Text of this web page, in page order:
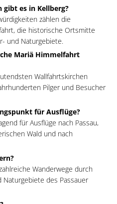
gibt es in Kellberg?
zählen die
die historische Ortsmitte
und Naturgebiete.
Mariä Himmelfahrt
Wallfahrtskirchen
Pilger und Besucher
für Ausflüge?
für Ausflüge nach Passau,
Wald und nach
Wanderwege durch
Naturgebiete des Passauer